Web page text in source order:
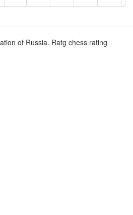
of Russia. Ratg chess rating